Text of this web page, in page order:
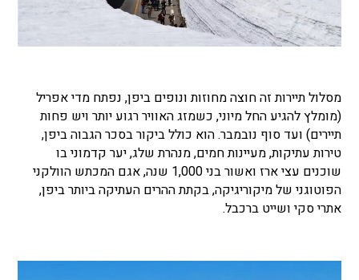
מסלול תיירות זה חוצה מחוזות ונופים ביפן, נפתח מדי אפריל
(מומלץ להגיע החל מיוני, כשמזג האוויר רגוע יותר ויש פחות
תיירים) ועד סוף נובמבר. הוא כולל ביקור בסכר הגבוה ביפן,
טירות עתיקות, מעיינות חמים, מנהרת שלג,יער קדמוני בו
שוכנים עצי ארז ואשור בני 1,000 שנה, אגם המכתש הוולקני
הפוטוגני של מיקוריגיקה, בקתת ההרים העתיקה ביותר ביפן,
אתרי סקי ושייט ברכבל.